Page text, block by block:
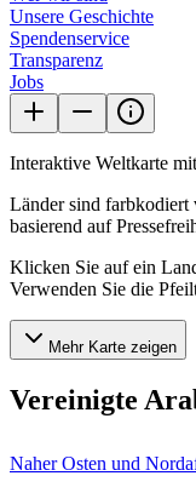
Unsere Geschichte
Spendenservice
Transparenz
Jobs
Interaktive Weltkarte
Länder sind farbkodiert
basierend auf
Klicken Sie auf ein
Verwenden Sie die
Mehr Karte zeigen
Vereinigte
Naher Osten und